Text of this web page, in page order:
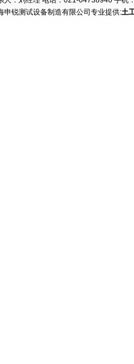
申锐测试设备制造有限公司专业提供:土